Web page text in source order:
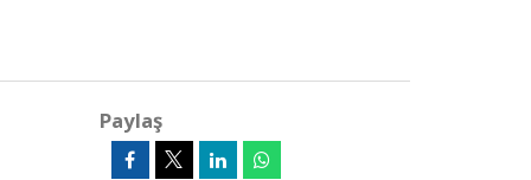
Paylaş